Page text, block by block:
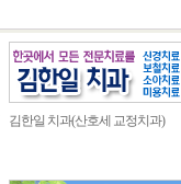
김한일 치과(산호세 교정치과)